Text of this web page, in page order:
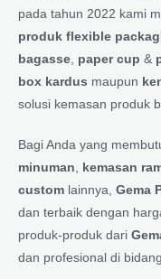
pada tahun 2022 kami
produk flexible
bagasse paper cup &
box kardus maupun
solusi kemasan produk
Bagi Anda yang
minuman
kemasan
custom lainnya, Gema
dan terbaik dengan
produk-produk dari
dan profesional di